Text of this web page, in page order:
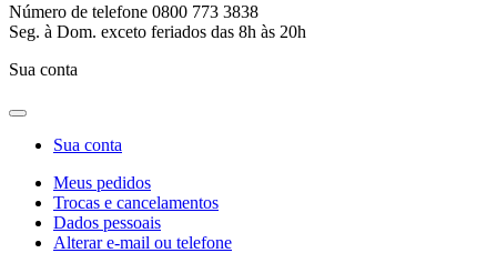
Número de telefone 0800 773 3838
Seg. à Dom. exceto feriados das 8h às 20h
Sua conta
Sua conta
Meus pedidos
Trocas e cancelamentos
Dados pessoais
Alterar e-mail ou telefone